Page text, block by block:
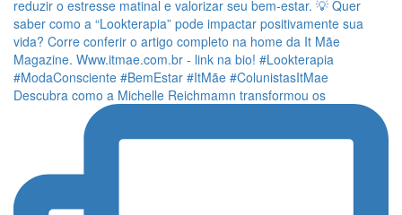
Descubra como a Michelle Reichmamn transformou os